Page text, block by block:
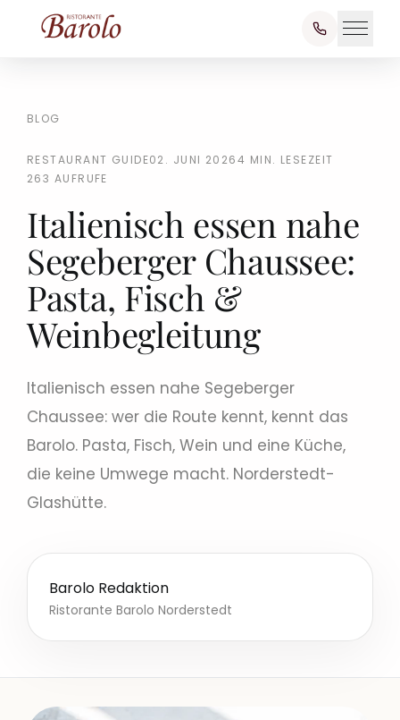
BLOG
RESTAURANT GUIDE02. JUNI 20264 MIN. LESEZEIT
263 AUFRUFE
Italienisch essen nahe
Segeberger Chaussee:
Pasta, Fisch &
Weinbegleitung
Italienisch essen nahe Segeberger
Chaussee: wer die Route kennt, kennt das
Barolo. Pasta, Fisch, Wein und eine Küche,
die keine Umwege macht. Norderstedt-
Glashütte.
Barolo Redaktion
Ristorante Barolo Norderstedt